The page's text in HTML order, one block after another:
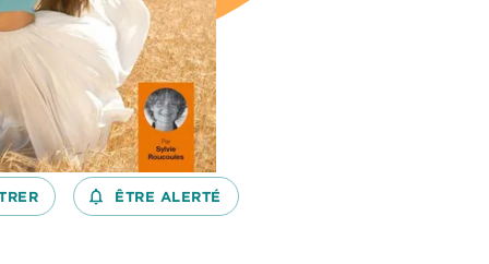
notifications_none_outlined
ÊTRE ALERTÉ